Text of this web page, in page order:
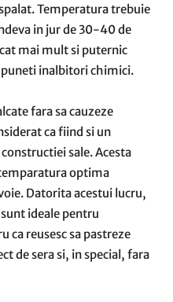
Temperatura trebuie
in jur de 30-40 de
mai mult si puternic
puneti inalbitori chimici.
fara sa cauzeze
ca fiind si un
sale. Acesta
optima
Datorita acestui lucru,
ideale pentru
ca reusesc sa pastreze
de sera si, in special, fara